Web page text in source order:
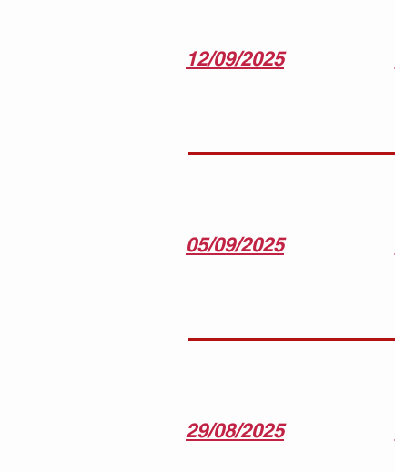
12/09/2025
05/09/2025
29/08/2025